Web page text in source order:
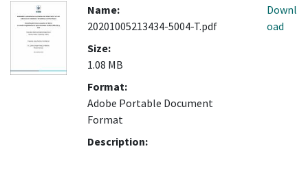
Name:
20201005213434-5004-T.pdf
Size:
1.08 MB
Format:
Adobe Portable Document
Format
Description:
Downl
oad